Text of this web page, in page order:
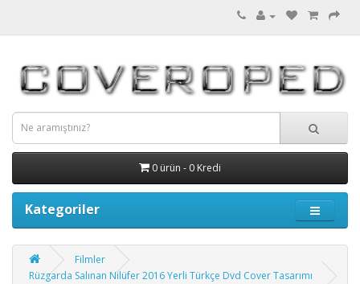
0 ürün - 0 Kredi
Kategoriler
Filmler
Rüzgarda Salınan Nilüfer 2016 Yerli Türkçe Dvd Cover Tasarımı